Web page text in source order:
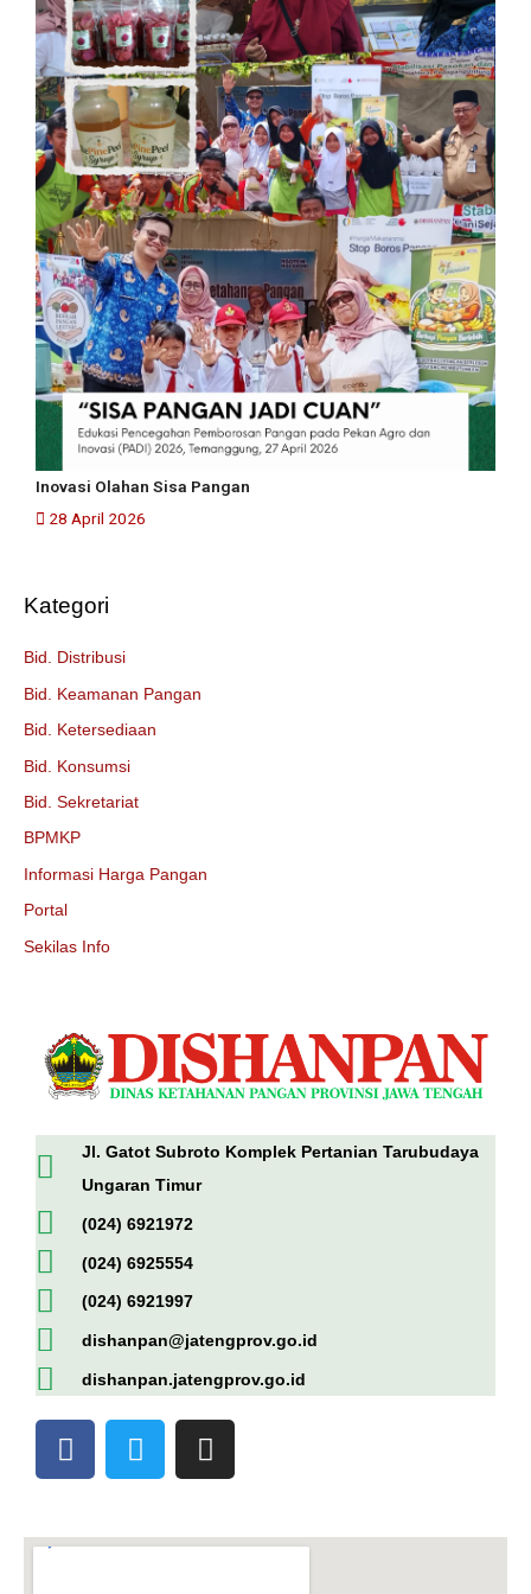
Inovasi Olahan Sisa Pangan
28 April 2026
Kategori
Bid. Distribusi
Bid. Keamanan Pangan
Bid. Ketersediaan
Bid. Konsumsi
Bid. Sekretariat
BPMKP
Informasi Harga Pangan
Portal
Sekilas Info
Jl. Gatot Subroto Komplek Pertanian Tarubudaya
Ungaran Timur
(024) 6921972
(024) 6925554
(024) 6921997
dishanpan@jatengprov.go.id
dishanpan.jatengprov.go.id
F
a
b
T
w
t
I
n
a